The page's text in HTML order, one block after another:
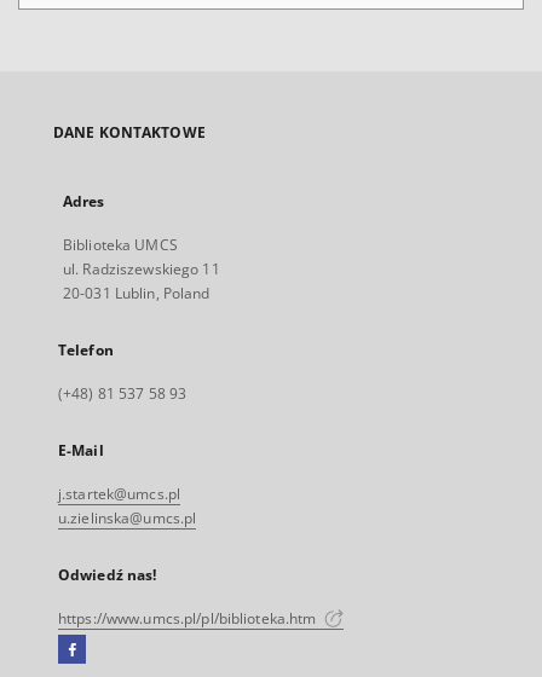
DANE KONTAKTOWE
Adres
Biblioteka UMCS
ul. Radziszewskiego 11
20-031 Lublin, Poland
Telefon
(+48) 81 537 58 93
E-Mail
j.startek@umcs.pl
u.zielinska@umcs.pl
Odwiedź nas!
https://www.umcs.pl/pl/biblioteka.htm
Facebook